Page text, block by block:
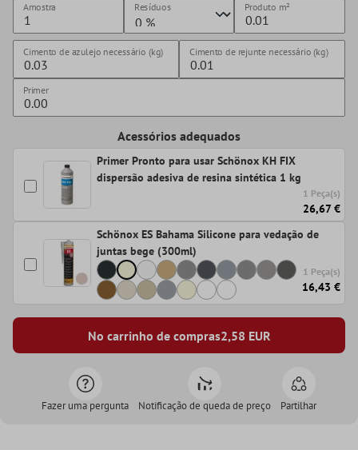
Amostra Resíduos Produto m²
Cimento de azulejo necessário (kg) Cimento de rejunte necessário (kg)
Primer
Acessórios adequados
Primer Pronto para usar Schönox KH FIX
dispersão adesiva de resina sintética 1 kg
1 Peça(s)
26,67 €
Schönox ES Bahama Silicone para vedação de
juntas bege (300ml)
1 Peça(s)
16,43 €
No carrinho de compras2,58 EUR
Fazer uma pergunta Notificação de queda de preço Partilhar